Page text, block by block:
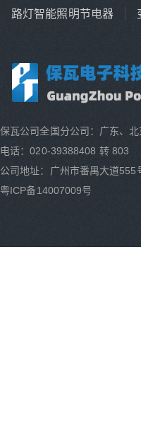
路灯智能照明节电器
保瓦公司全国分公司：广东、
电话：020-39388408 转 803
公司地址：广州市番禺大道
粤ICP备14007009号